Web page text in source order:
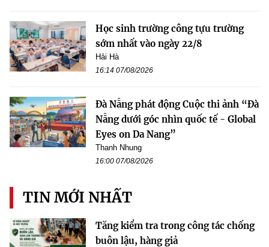
Học sinh trường công tựu trường
sớm nhất vào ngày 22/8
Hải Hà
16:14 07/08/2026
Đà Nẵng phát động Cuộc thi ảnh “Đà
Nẵng dưới góc nhìn quốc tế - Global
Eyes on Da Nang”
Thanh Nhung
16:00 07/08/2026
TIN MỚI NHẤT
Tăng kiểm tra trong công tác chống
buôn lậu, hàng giả